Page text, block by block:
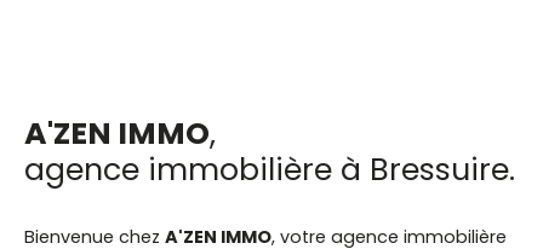
A'ZEN IMMO,
agence immobilière à Bressuire.
Bienvenue chez A'ZEN IMMO, votre agence immobilière